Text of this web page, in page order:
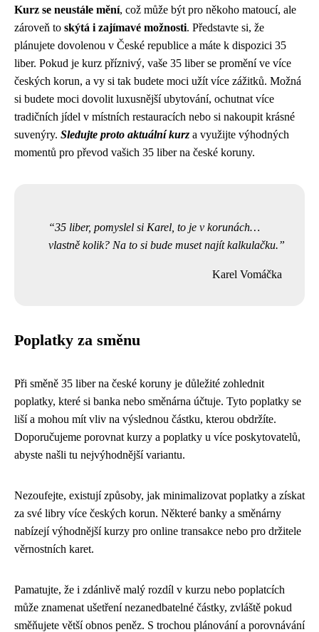
Kurz se neustále mění, což může být pro někoho matoucí, ale
zároveň to skýtá i zajímavé možnosti. Představte si, že
plánujete dovolenou v České republice a máte k dispozici 35
liber. Pokud je kurz příznivý, vaše 35 liber se promění ve více
českých korun, a vy si tak budete moci užít více zážitků. Možná
si budete moci dovolit luxusnější ubytování, ochutnat více
tradičních jídel v místních restauracích nebo si nakoupit krásné
suvenýry. Sledujte proto aktuální kurz a využijte výhodných
momentů pro převod vašich 35 liber na české koruny.
35 liber, pomyslel si Karel, to je v korunách…
vlastně kolik? Na to si bude muset najít kalkulačku.
Karel Vomáčka
Poplatky za směnu
Při směně 35 liber na české koruny je důležité zohlednit
poplatky, které si banka nebo směnárna účtuje. Tyto poplatky se
liší a mohou mít vliv na výslednou částku, kterou obdržíte.
Doporučujeme porovnat kurzy a poplatky u více poskytovatelů,
abyste našli tu nejvýhodnější variantu.
Nezoufejte, existují způsoby, jak minimalizovat poplatky a získat
za své libry více českých korun. Některé banky a směnárny
nabízejí výhodnější kurzy pro online transakce nebo pro držitele
věrnostních karet.
Pamatujte, že i zdánlivě malý rozdíl v kurzu nebo poplatcích
může znamenat ušetření nezanedbatelné částky, zvláště pokud
směňujete větší obnos peněz. S trochou plánování a porovnávání